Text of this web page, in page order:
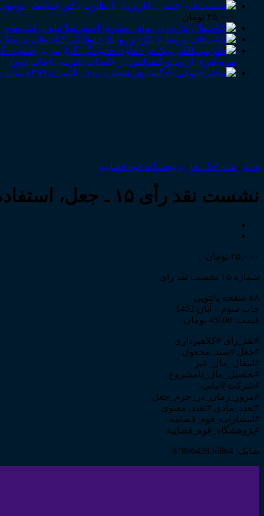
۲۵,۰۰۰ تومان
range:
۲۵,۰۰۰ تومان
through
۱۲۵,۰۰۰ تومان
کتاب‌های
کتاب‌های مرتبط
بهره گیری از ویدئو کنفرانس در جلسات دادرسی (چاپ دوم)
مجله
خانه / همه‌ـ‌کتاب‌ها / پژوهشگاه قوه قضاییه
نشست نقد رأی ۱۵ ـ جعل، استفاده از سند مجعول و کلاهبرداری
۴۵,۰۰۰ تومان
شماره ۱۵ نشست نقد رای
۸۸ صفحه پالتویی
چاپ سوم – آبان 1402
قیمت: 45000 تومان
#نقد_رای #کلاهبرداری
#جعل #سند_مجعول
#انتقال_مال_غیر
#تحصیل_مال_نامشروع
#شرکت #تبانی
#مرور_زمان_در_جرم_جعل
#تعدد_مادی #تعدد_معنوی
#انتشارات_قوه_قضاییه
#پژوهشگاه_قوه_قضاییه
شابک: 9789642836864